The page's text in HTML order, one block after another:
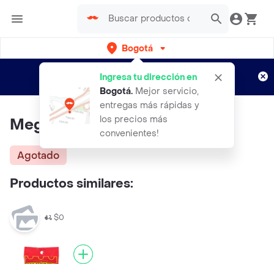
Bogotá
Ingresa tu dirección en
Bogotá. Mejor servicio,
entregas más rápidas y
los precios más
convenientes!
envíos gratis por semanas
Aplican TyC
Mega Tiendas Pimienta Molida
Agotado
Productos similares:
$0